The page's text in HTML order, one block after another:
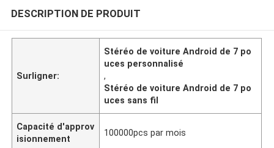
DESCRIPTION DE PRODUIT
Surligner:
Stéréo de voiture Android de 7 po
uces personnalisé
,
Stéréo de voiture Android de 7 po
uces sans fil
Capacité d'approv
isionnement
100000pcs par mois